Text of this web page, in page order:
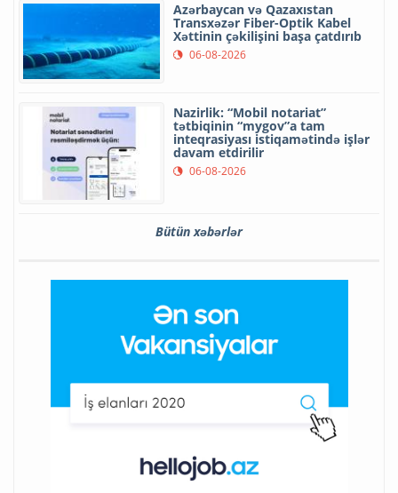
Azərbaycan və Qazaxıstan
Transxəzər Fiber-Optik Kabel
Xəttinin çəkilişini başa çatdırıb
06-08-2026
Nazirlik: “Mobil notariat”
tətbiqinin “mygov”a tam
inteqrasiyası istiqamətində işlər
davam etdirilir
06-08-2026
Bütün xəbərlər